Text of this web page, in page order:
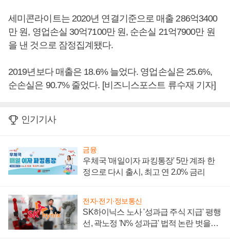
세미콘라이트는 2020년 연결기준으로 매출 286억3400
만 원, 영업손실 30억7100만 원, 순손실 21억7900만 원
을 낸 것으로 잠정집계됐다.
2019년보다 매출은 18.6% 늘었다. 영업손실은 25.6%,
순손실은 90.7% 줄었다. [비즈니스포스트 류수재 기자]
인기기사
금융
우체국 '매일이자 파킹통장' 5만 계좌 한
정으로 다시 출시, 최고 연 2.0% 금리
전자·전기·정보통신
SK하이닉스 노사 '성과급 주식 지급' 평행
선, 곽노정 'N% 성과급' 법적 논란 벗을지